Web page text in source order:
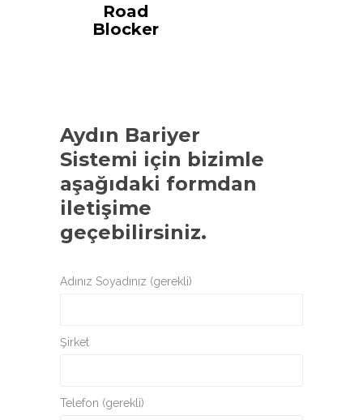
Road
Blocker
Aydın Bariyer
Sistemi için bizimle
aşağıdaki formdan
iletişime
geçebilirsiniz.
Adınız Soyadınız (gerekli)
Şirket
Telefon (gerekli)